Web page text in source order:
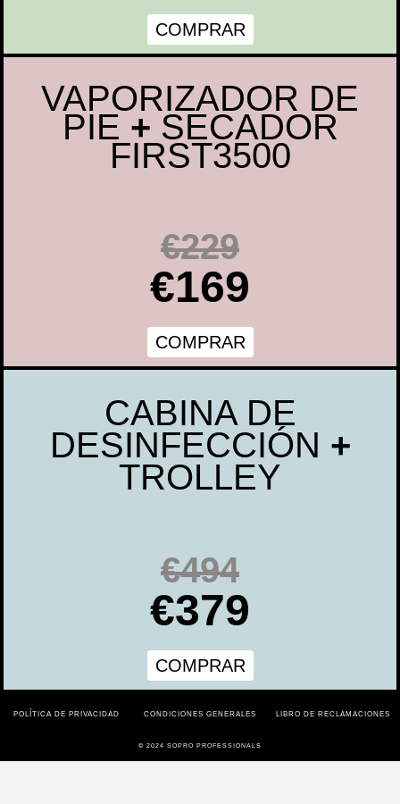
COMPRAR
VAPORIZADOR DE
PIE + SECADOR
FIRST3500
€229
€169
COMPRAR
CABINA DE
DESINFECCIÓN +
TROLLEY
€494
€379
COMPRAR
POLÍTICA DE PRIVACIDAD CONDICIONES GENERALES LIBRO DE RECLAMACIONES
© 2024 SOPRO PROFESSIONALS